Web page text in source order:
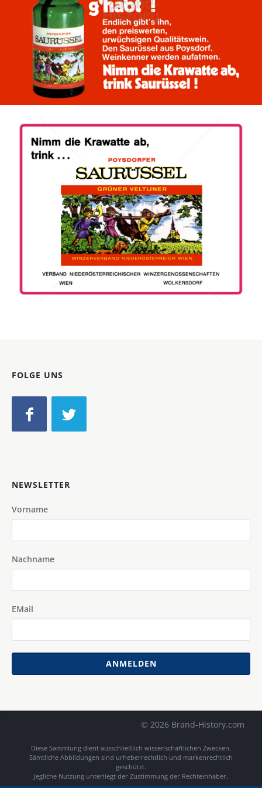
WINZERVERBAND NIEDERÖSTERREICH-WIEN
POYSDORFER SAURÜSSEL
1972
WINZERVERBAND NIEDERÖSTERREICH-WIEN
POYSDORFER SAURÜSSEL
1977
Bild-ID: 46709
FOLGE UNS
NEWSLETTER
Vorname
Nachname
EMail
ANMELDEN
© 2026 Brand-History.com
Diese Sammlung dient ausschließlich wissenschaftlichen Zwecken.
Sämtliche Abbildungen sind urheberrechtlich und markenrechtlich
geschützt.
Jegliche Nutzung unterliegt der Zustimmung der Rechteinhaber.